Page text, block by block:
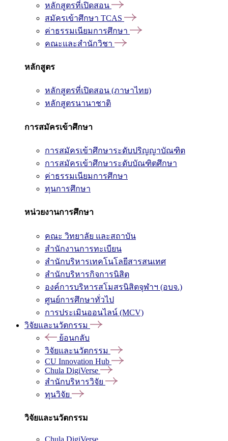
หลักสูตรที่เปิดสอน
สมัครเข้าศึกษา TCAS
ค่าธรรมเนียมการศึกษา
คณะและสำนักวิชา
หลักสูตร
หลักสูตรที่เปิดสอน (ภาษาไทย)
หลักสูตรนานาชาติ
การสมัครเข้าศึกษา
การสมัครเข้าศึกษาระดับปริญญาบัณฑิต
การสมัครเข้าศึกษาระดับบัณฑิตศึกษา
ค่าธรรมเนียมการศึกษา
ทุนการศึกษา
หน่วยงานการศึกษา
คณะ วิทยาลัย และสถาบัน
สำนักงานการทะเบียน
สำนักบริหารเทคโนโลยีสารสนเทศ
สำนักบริหารกิจการนิสิต
องค์การบริหารสโมสรนิสิตจุฬาฯ (อบจ.)
ศูนย์การศึกษาทั่วไป
การประเมินออนไลน์ (MCV)
วิจัยและนวัตกรรม
ย้อนกลับ
วิจัยและนวัตกรรม
CU Innovation Hub
Chula DigiVerse
สำนักบริหารวิจัย
ทุนวิจัย
วิจัยและนวัตกรรม
Chula DigiVerse